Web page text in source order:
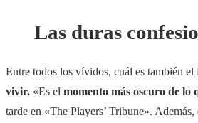
Las duras
Entre todos los vívidos, cuál es también
vivir. «Es el momento más oscuro de lo
tarde en «The Players’ Tribune».